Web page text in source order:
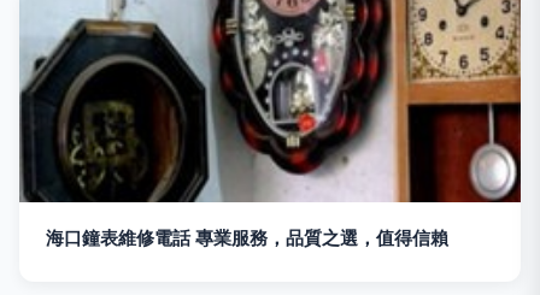
海口鐘表維修電話 專業服務，品質之選，值得信賴